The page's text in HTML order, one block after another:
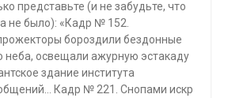
представьте (и не забудьте, что
не было): «Кадр № 152.
бороздили бездонные
неба, освещали ажурную эстакаду
здание института
Кадр № 221. Снопами искр